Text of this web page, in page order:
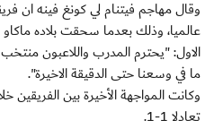
الاول: "يحترم المدرب واللاعبون
ما في وسعنا حتى الدقيقة الاخيرة".
تعادلا 1-1.